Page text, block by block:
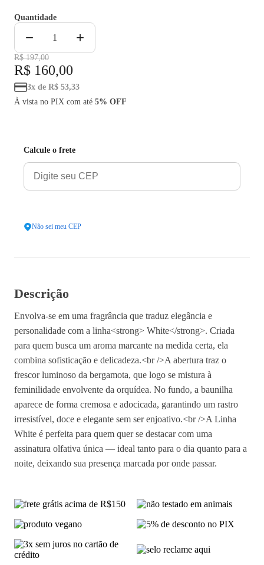
Quantidade
− 1 +
R$ 197,00
R$ 160,00
3x de R$ 53,33
À vista no PIX com até 5% OFF
Calcule o frete
Não sei meu CEP
Descrição
Envolva-se em uma fragrância que traduz elegância e
personalidade com a linha<strong> White</strong>. Criada
para quem busca um aroma marcante na medida certa, ela
combina sofisticação e delicadeza.<br />A abertura traz o
frescor luminoso da bergamota, que logo se mistura à
feminilidade envolvente da orquídea. No fundo, a baunilha
aparece de forma cremosa e adocicada, garantindo um rastro
irresistível, doce e elegante sem ser enjoativo.<br />A Linha
White é perfeita para quem quer se destacar com uma
assinatura olfativa única — ideal tanto para o dia quanto para a
noite, deixando sua presença marcada por onde passar.